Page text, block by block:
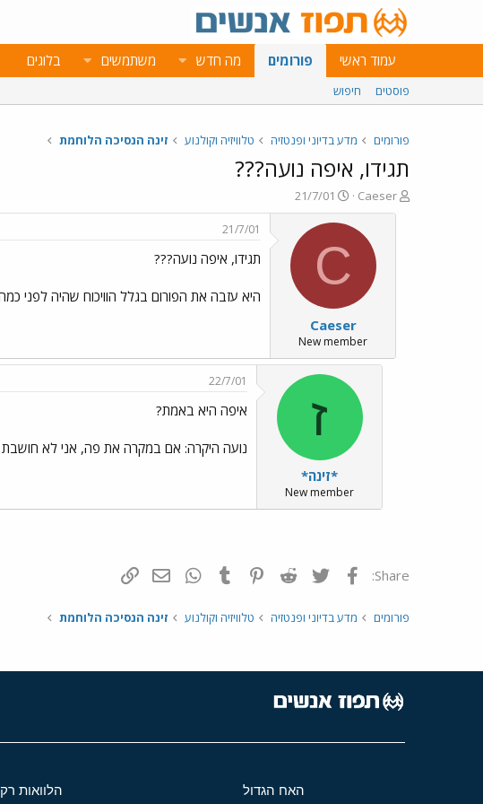
עמוד ראשי פורומים מה חדש משתמשים בלוגים
פוסטים חיפוש
פורומים מדע בדיוני ופנטזיה טלוויזיה וקולנוע זינה הנסיכה הלוחמת
תגידו, איפה נועה???
פ
ו
Caeser
פ
ו
ר
ס
ב
א
ר
י
ך
21/7/01
C
Caeser
New member
21/7/01
תגידו, איפה נועה???
היא עזבה את הפורום בגלל הוויכוח שהיה לפני
ז
*זינה*
New member
22/7/01
איפה היא באמת?
נועה היקרה: אם במקרה את פה, אני לא חושבת
Share: פייסבוק Twitter
Reddit
Pinterest
Tumblr
WhatsAppדואר אלקטרוני
פורומים מדע בדיוני ופנטזיה טלוויזיה וקולנוע זינה הנסיכה הלוחמת
האח הגדול הלוואות